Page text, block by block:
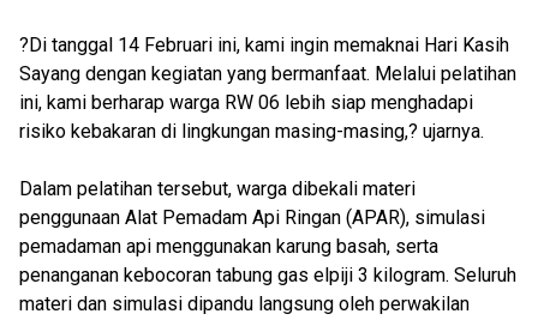
?Di tanggal 14 Februari ini, kami ingin memaknai Hari Kasih
Sayang dengan kegiatan yang bermanfaat. Melalui pelatihan
ini, kami berharap warga RW 06 lebih siap menghadapi
risiko kebakaran di lingkungan masing-masing,? ujarnya.
Dalam pelatihan tersebut, warga dibekali materi
penggunaan Alat Pemadam Api Ringan (APAR), simulasi
pemadaman api menggunakan karung basah, serta
penanganan kebocoran tabung gas elpiji 3 kilogram. Seluruh
materi dan simulasi dipandu langsung oleh perwakilan